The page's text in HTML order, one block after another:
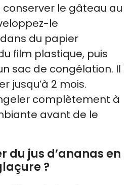
conserver le gâteau au
le
du papier
film plastique, puis
sac de congélation. Il
jusqu’à 2 mois.
complètement à
avant de le
du jus d’ananas en
?